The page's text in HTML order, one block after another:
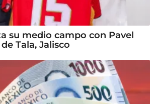
su medio campo con Pavel
Tala, Jalisco